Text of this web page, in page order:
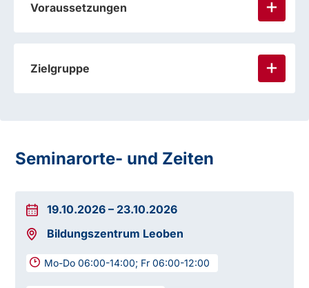
Voraussetzungen
Zielgruppe
Seminarorte- und Zeiten
19.10.2026 – 23.10.2026
Bildungszentrum Leoben
Mo-Do 06:00-14:00; Fr 06:00-12:00